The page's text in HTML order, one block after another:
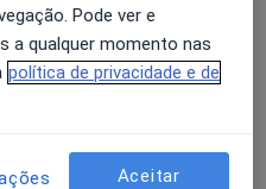
serviços e preços
adicionou nenhuma
Pode ver e
a qualquer momento nas
política de privacidade e de
Aceitar